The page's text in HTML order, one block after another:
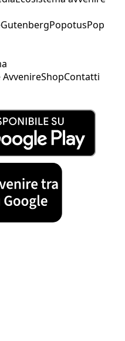
GutenbergPopotusPop
AvvenireShopContatti